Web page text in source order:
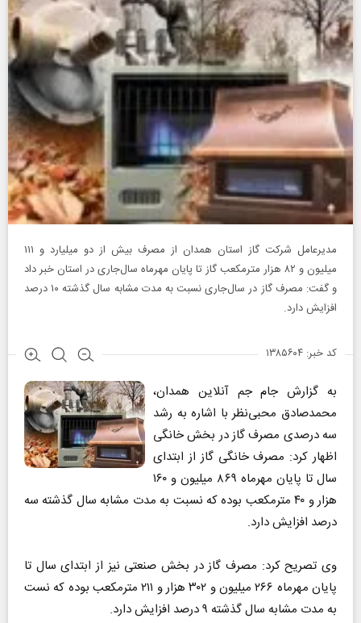
مدیرعامل شرکت گاز استان همدان از مصرف بیش از دو میلیارد و ۱۱۱
میلیون و ۸۲ هزار مترمکعب گاز تا پایان مهرماه سال‌جاری در استان خبر داد
و گفت: مصرف گاز در سال‌جاری نسبت به مدت مشابه سال گذشته ۱۰ درصد
افزایش دارد.
کد خبر: ۱۳۸۵۶۰۴
به گزارش جام جم آنلاین همدان،
محمدصادق محبی‌نظر با اشاره به رشد
سه درصدی مصرف گاز در بخش خانگی
اظهار کرد: مصرف خانگی گاز از ابتدای
سال تا پایان مهرماه ۸۶۹ میلیون و ۱۶۰
هزار و ۴۰ مترمکعب بوده که نسبت به مدت مشابه سال گذشته سه
درصد افزایش دارد.
وی تصریح کرد: مصرف گاز در بخش صنعتی نیز از ابتدای سال تا
پایان مهرماه ۲۶۶ میلیون و ۳۰۲ هزار و ۲۱۱ مترمکعب بوده که نست
به مدت مشابه سال گذشته ۹ درصد افزایش دارد.